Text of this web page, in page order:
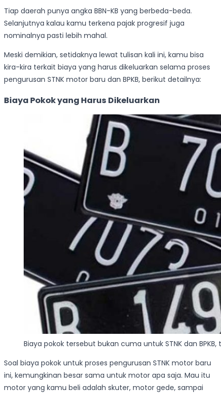
Tiap daerah punya angka BBN-KB yang berbeda-beda.
Selanjutnya kalau kamu terkena pajak progresif juga
nominalnya pasti lebih mahal.
Meski demikian, setidaknya lewat tulisan kali ini, kamu bisa
kira-kira terkait biaya yang harus dikeluarkan selama proses
pengurusan STNK motor baru dan BPKB, berikut detailnya:
Biaya Pokok yang Harus Dikeluarkan
Biaya pokok tersebut bukan cuma untuk STNK dan
Soal biaya pokok untuk proses pengurusan STNK motor baru
ini, kemungkinan besar sama untuk motor apa saja. Mau itu
motor yang kamu beli adalah skuter, motor gede, sampai